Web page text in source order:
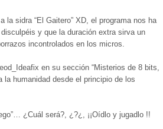
sidra “El Gaitero” XD, el programa nos ha
y que la duración extra sirva un
incontrolados en los micros.
en su sección “Misterios de 8 bits,
la humanidad desde el principio de los
¿Cuál será?, ¿?¿, ¡¡Oídlo y jugadlo !!